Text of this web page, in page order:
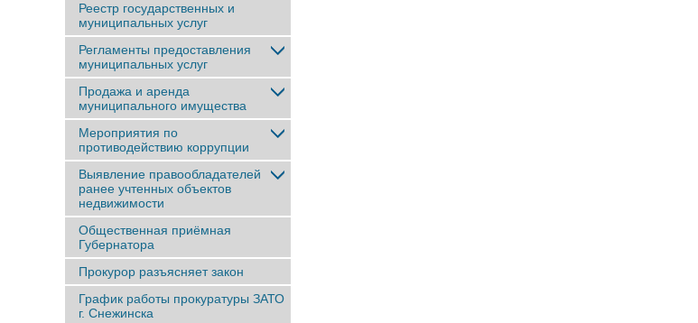
Реестр государственных и
муниципальных услуг
Регламенты предоставления
муниципальных услуг
Продажа и аренда
муниципального имущества
Мероприятия по
противодействию коррупции
Выявление правообладателей
ранее учтенныx объектов
недвижимости
Общественная приёмная
Губернатора
Прокурор разъясняет закон
График работы прокуратуры ЗАТО
г. Снежинска